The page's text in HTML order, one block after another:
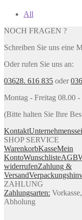
All
NOCH FRAGEN ?
Schreiben Sie uns eine
Oder rufen Sie uns an:
03628. 616 835 oder
Montag - Freitag 08.00
(Bitte halten Sie Ihre
Kontakt
SHOP SERVICE
WarenkorbKasseMein
KontoWunschlisteAGB
widerrufenZahlung &
Versand
ZAHLUNG
Zahlungsarten:
Abholung